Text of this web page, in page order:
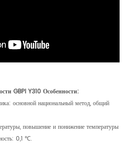
GBPI Y310 Особенности:
основной национальный метод, общий
повышение и понижение температуры
0,1 ℃.